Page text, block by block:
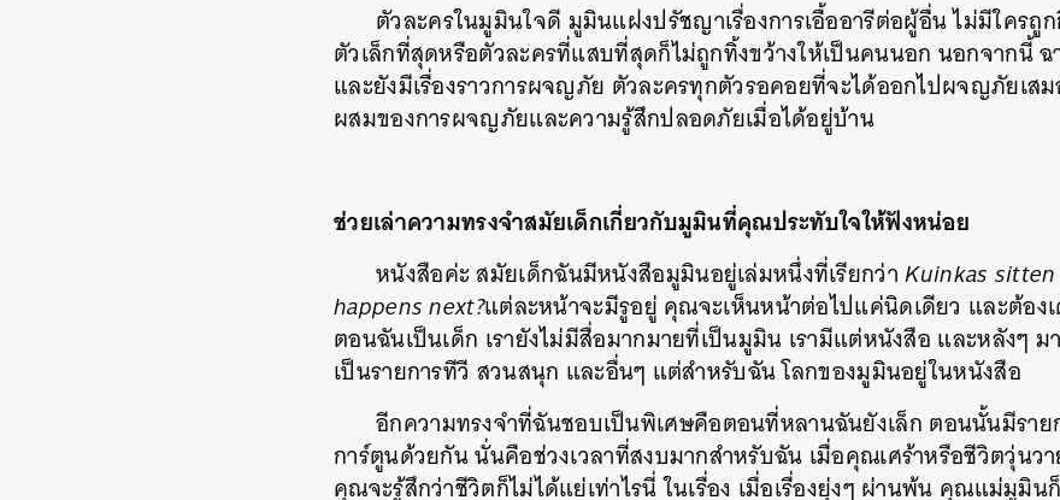
ตัวละครในมูมินใจดี มูมินแฝงปรัชญาเรื่องการเอื้ออารีต่อผู้อื่น ไม่มีใคร
ตัวเล็กที่สุดหรือตัวละครที่แสบที่สุดก็ไม่ถูกทิ้งขว้างให้เป็นคนนอก นอกจากนี้ ฉ
และยังมีเรื่องราวการผจญภัย ตัวละครทุกตัวรอคอยที่จะได้ออกไปผจญภัยเส
ผสมของการผจญภัยและความรู้สึกปลอดภัยเมื่อได้อยู่บ้าน
ช่วยเล่าความทรงจำสมัยเด็กเกี่ยวกับมูมินที่คุณประทับใจให้ฟังหน่อย
หนังสือค่ะ สมัยเด็กฉันมีหนังสือมูมินอยู่เล่มหนึ่งที่เรียกว่าKuinkas sitten
happens next?แต่ละหน้าจะมีรูอยู่ คุณจะเห็นหน้าต่อไปแค่นิดเดียว และต้องเ
ตอนฉันเป็นเด็ก เรายังไม่มีสื่อมากมายที่เป็นมูมิน เรามีแต่หนังสือ และหลังๆ ม
เป็นรายการทีวี สวนสนุก และอื่นๆ แต่สำหรับฉัน โลกของมูมินอยู่ในหนังสือ
อีกความทรงจำที่ฉันชอบเป็นพิเศษคือตอนที่หลานฉันยังเล็ก ตอนนั้นมีราย
การ์ตูนด้วยกัน นั่นคือช่วงเวลาที่สงบมากสำหรับฉัน เมื่อคุณเศร้าหรือชีวิตวุ่นว
คุณจะรู้สึกว่าชีวิตก็ไม่ได้แย่เท่าไรนี่ ในเรื่อง เมื่อเรื่องยุ่งๆ ผ่านพ้น คุณแม่มูมิ